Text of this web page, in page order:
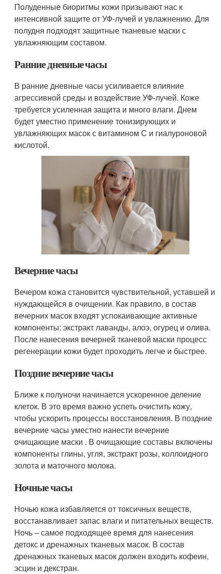
Полуденные биоритмы кожи призывают нас к
интенсивной защите от УФ-лучей и увлажнению. Для
полудня подходят защитные тканевые маски с
увлажняющим составом.
Ранние дневные часы
В ранние дневные часы усиливается влияние
агрессивной среды и воздействие УФ-лучей. Коже
требуется усиленная защита и много влаги. Днем
будет уместно применение тонизирующих и
увлажняющих масок с витамином С и гиалуроновой
кислотой.
Вечерние часы
Вечером кожа становится чувствительной, уставшей и
нуждающейся в очищении. Как правило, в состав
вечерних масок входят успокаивающие активные
компоненты: экстракт лаванды, алоэ, огурец и олива.
После нанесения вечерней тканевой маски процесс
регенерации кожи будет проходить легче и быстрее.
Поздние вечерние часы
Ближе к полуночи начинается ускоренное деление
клеток. В это время важно успеть очистить кожу,
чтобы ускорить процессы восстановления. В поздние
вечерние часы уместно нанести вечерние
очищающие маски . В очищающие составы включены
компоненты глины, угля, экстракт розы, коллоидного
золота и маточного молока.
Ночные часы
Ночью кожа избавляется от токсичных веществ,
восстанавливает запас влаги и питательных веществ.
Ночь – самое подходящее время для нанесения
детокс и дренажных тканевых масок. В состав
дренажных тканевых масок должен входить кофеин,
эсцин и декстран.